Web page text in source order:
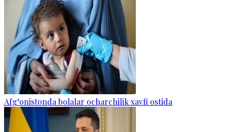
Afg‘onistonda bolalar ocharchilik xavfi ostida